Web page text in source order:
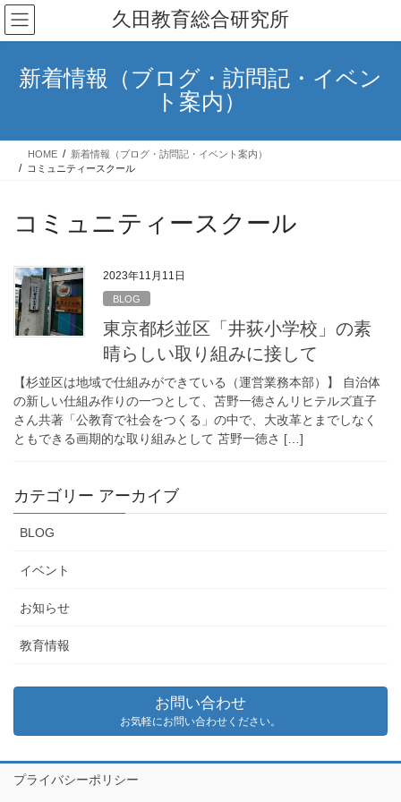
コ
ン
テ
キ
ナ
ビ
ゲ
に
久田教育総合研究所
新着情報（ブログ・訪問記・イベン
ト案内）
HOME
新着情報（ブログ・訪問記・イベント案内）
コミュニティースクール
コミュニティースクール
2023年11月11日
BLOG
東京都杉並区「井荻小学校」の素
晴らしい取り組みに接して
【杉並区は地域で仕組みができている（運営業務本部）】 自治体
の新しい仕組み作りの一つとして、苫野一徳さんリヒテルズ直子
さん共著「公教育で社会をつくる」の中で、大改革とまでしなく
ともできる画期的な取り組みとして 苫野一徳さ […]
カテゴリー アーカイブ
BLOG
イベント
お知らせ
教育情報
お問い合わせ
お気軽にお問い合わせください。
プライバシーポリシー